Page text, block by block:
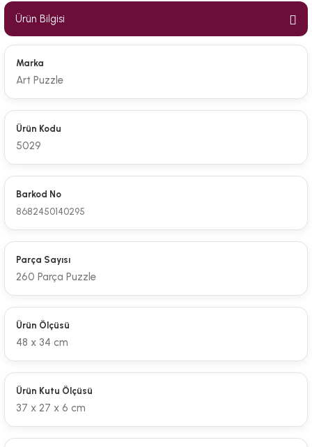
Ürün Bilgisi
Marka
Art Puzzle
Ürün Kodu
5029
Barkod No
8682450140295
Parça Sayısı
260 Parça Puzzle
Ürün Ölçüsü
48 x 34 cm
Ürün Kutu Ölçüsü
37 x 27 x 6 cm